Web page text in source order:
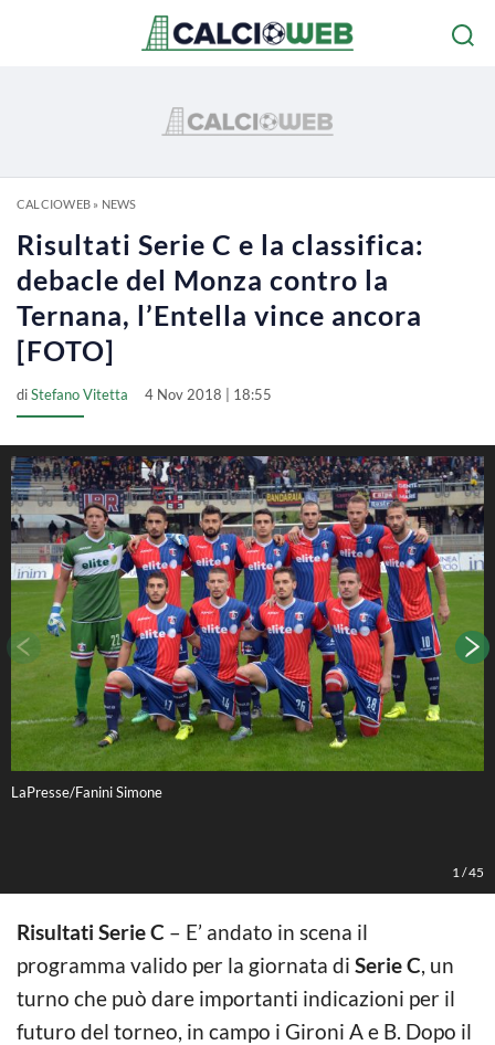
CALCIOWEB» NEWS
Risultati Serie C e la classifica:
debacle del Monza contro la
Ternana, l’Entella vince ancora
[FOTO]
diStefano Vitetta 4 Nov 2018 | 18:55
LaPresse/Fanini Simone
1 /45
Risultati Serie C – E’ andato in scena il
programma valido per la giornata di Serie C, un
turno che può dare importanti indicazioni per il
futuro del torneo, in campo i Gironi A e B. Dopo il